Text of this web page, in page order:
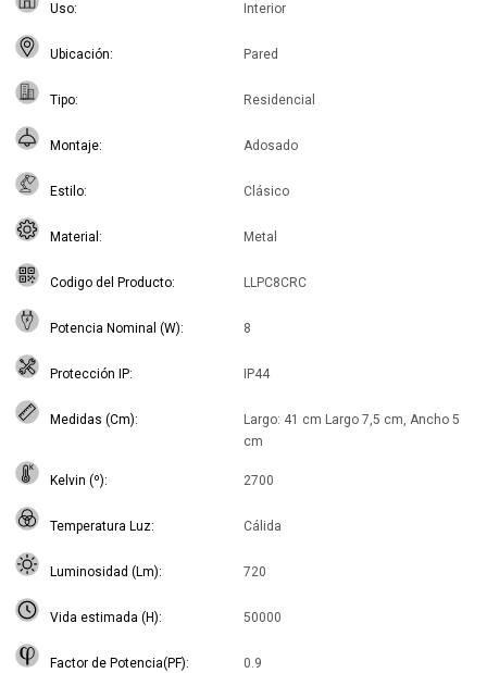
Uso Interior
Ubicación Pared
Tipo Residencial
Montaje Adosado
Estilo Clásico
Material Metal
Codigo del Producto LLPC8CRC
Potencia Nominal (W) 8
Protección IP IP44
Medidas (Cm)
Largo: 41 cm Largo 7,5 cm, Ancho 5
cm
Kelvin (º) 2700
Temperatura Luz Cálida
Luminosidad (Lm) 720
Vida estimada (H) 50000
Factor de Potencia(PF) 0.9